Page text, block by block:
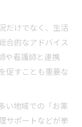
だけでなく、生活
合的なアドバイス
や看護師と連携
促すことも重要な
い地域での「お薬
サポートなどが挙